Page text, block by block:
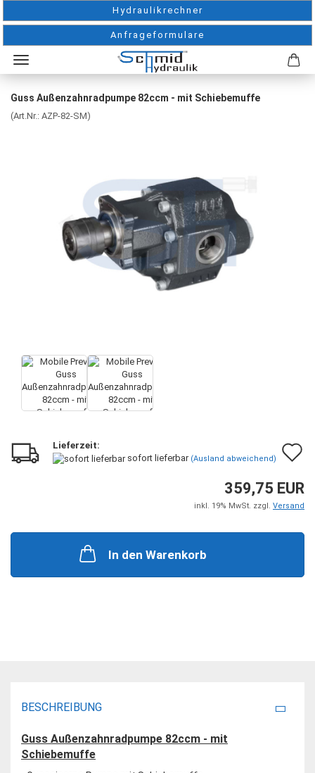
Hydraulikrechner
Anfrageformulare
Guss Außenzahnradpumpe 82ccm - mit Schiebemuffe
(Art.Nr.: AZP-82-SM)
Lieferzeit:
sofort lieferbar (Ausland abweichend)
359,75 EUR
inkl. 19% MwSt. zzgl. Versand
In den Warenkorb
BESCHREIBUNG
Guss Außenzahnradpumpe 82ccm - mit
Schiebemuffe